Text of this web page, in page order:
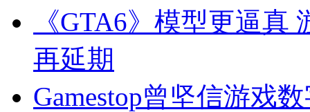
《GTA6》模型更逼
再延期
Gamestop曾坚信游戏